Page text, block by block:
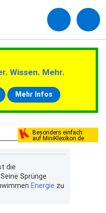
Wissen. Mehr.
Mehr Infos
Besonders einfach
auf MiniKlexikon.de
die
Sprünge
Energie zu